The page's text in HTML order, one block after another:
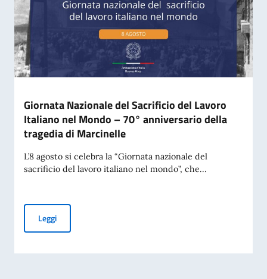
Giornata Nazionale del Sacrificio del Lavoro
Italiano nel Mondo – 70° anniversario della
tragedia di Marcinelle
L’8 agosto si celebra la “Giornata nazionale del
sacrificio del lavoro italiano nel mondo”, che...
LeggiGiornata Nazionale del Sacrificio del Lavoro Italiano nel